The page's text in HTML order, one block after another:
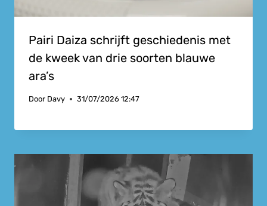
Pairi Daiza schrijft geschiedenis met
de kweek van drie soorten blauwe
ara’s
Door Davy 31/07/2026 12:47